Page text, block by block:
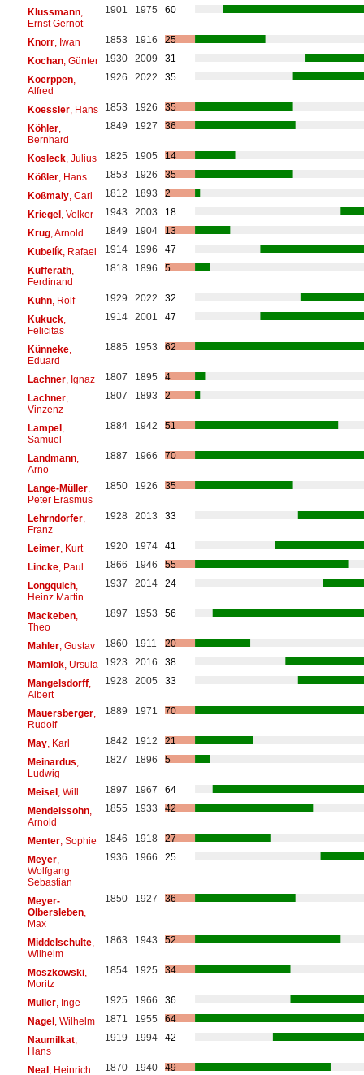
Klussmann,
Ernst Gernot
1901 1975 60
Knorr, Iwan 1853 1916
25
Kochan, Günter 1930 2009
31
Koerppen,
Alfred
1926 2022 35
Koessler, Hans 1853 1926
35
Köhler,
Bernhard
1849 1927 36
Kosleck, Julius 1825 1905
14
Kößler, Hans 1853 1926
35
Koßmaly, Carl 1812 1893
2
Kriegel, Volker 1943 2003
18
Krug, Arnold 1849 1904
13
Kubelík, Rafael 1914 1996
47
Kufferath,
Ferdinand
1818 1896 5
Kühn, Rolf 1929 2022
32
Kukuck,
Felicitas
1914 2001 47
Künneke,
Eduard
1885 1953 62
Lachner, Ignaz 1807 1895
4
Lachner,
Vinzenz
1807 1893 2
Lampel,
Samuel
1884 1942 51
Landmann,
Arno
1887 1966 70
Lange-Müller,
Peter Erasmus
1850 1926 35
Lehrndorfer,
Franz
1928 2013 33
Leimer, Kurt 1920 1974
41
Lincke, Paul 1866 1946
55
Longquich,
Heinz Martin
1937 2014 24
Mackeben,
Theo
1897 1953 56
Mahler, Gustav 1860 1911
20
Mamlok, Ursula 1923 2016
38
Mangelsdorff,
Albert
1928 2005 33
Mauersberger,
Rudolf
1889 1971 70
May, Karl 1842 1912
21
Meinardus
Ludwig
1827 1896 5
Meisel, Will 1897 1967
64
Mendelssohn,
Arnold
1855 1933 42
Menter, Sophie 1846 1918
27
Meyer,
Wolfgang
Sebastian
1936 1966 25
Meyer-
Olbersleben,
Max
1850 1927 36
Middelschulte,
Wilhelm
1863 1943 52
Moszkowski,
Moritz
1854 1925 34
Müller, Inge 1925 1966
36
Nagel, Wilhelm 1871 1955
64
Naumilkat,
Hans
1919 1994 42
Neal, Heinrich 1870 1940 49